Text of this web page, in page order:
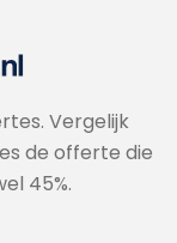
Vergelijk
de offerte die
45%.